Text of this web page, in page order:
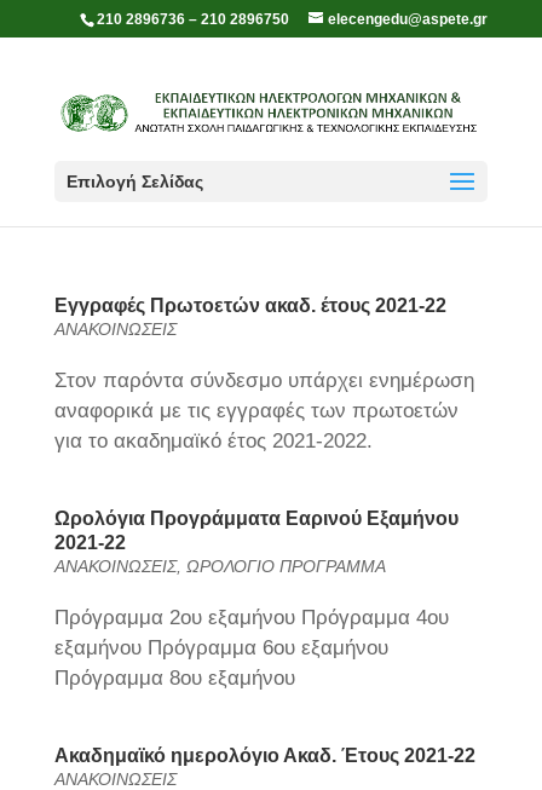
210 2896736 – 210 2896750 elecengedu@aspete.gr
Επιλογή Σελίδας
Εγγραφές Πρωτοετών ακαδ. έτους 2021-22
ΑΝΑΚΟΙΝΩΣΕΙΣ
Στον παρόντα σύνδεσμο υπάρχει ενημέρωση
αναφορικά με τις εγγραφές των πρωτοετών
για το ακαδημαϊκό έτος 2021-2022.
Ωρολόγια Προγράμματα Εαρινού Εξαμήνου
2021-22
ΑΝΑΚΟΙΝΩΣΕΙΣ, ΩΡΟΛΟΓΙΟ ΠΡΟΓΡΑΜΜΑ
Πρόγραμμα 2ου εξαμήνου Πρόγραμμα 4ου
εξαμήνου Πρόγραμμα 6ου εξαμήνου
Πρόγραμμα 8ου εξαμήνου
Ακαδημαϊκό ημερολόγιο Ακαδ. Έτους 2021-22
ΑΝΑΚΟΙΝΩΣΕΙΣ